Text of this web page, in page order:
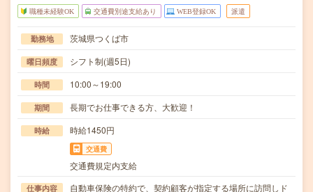
職種未経験OK 交通費別途支給あり WEB登録OK 派遣
勤務地 茨城県つくば市
曜日頻度 シフト制(週5日)
時間 10:00～19:00
期間 長期でお仕事できる方、大歓迎！
時給 時給1450円
交通費
交通費規定内支給
仕事内容
自動車保険の特約で、契約顧客が指定する場所に訪問しド